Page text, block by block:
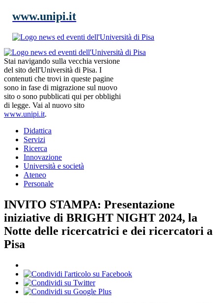
www.unipi.it
Stai navigando sulla vecchia versione
del sito dell'Università di Pisa. I
contenuti che trovi in queste pagine
sono in fase di migrazione sul nuovo
sito o sono pubblicati qui per obblighi
di legge. Vai al nuovo sito
www.unipi.it.
Didattica
Servizi
Ricerca
Innovazione
Università e società
Ateneo
Personale
INVITO STAMPA: Presentazione
iniziative di BRIGHT NIGHT 2024, la
Notte delle ricercatrici e dei ricercatori a
Pisa